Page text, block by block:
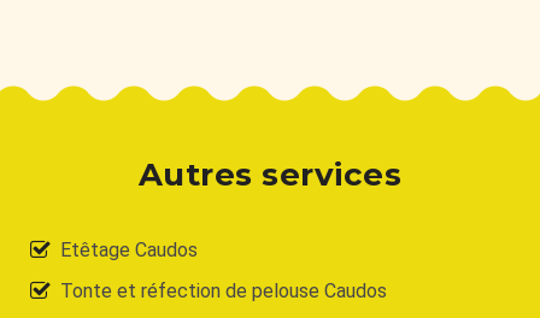
Autres services
Etêtage Caudos
Tonte et réfection de pelouse Caudos